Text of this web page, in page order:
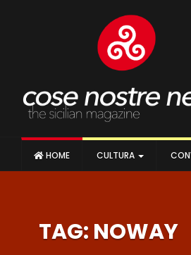
HOME CULTURA
TAG: NOWAY